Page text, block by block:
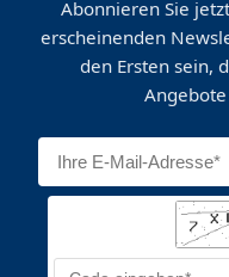
Abonnieren Sie
erscheinenden
den Ersten sein,